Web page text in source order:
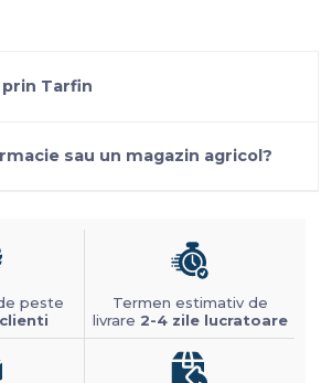
Tarfin
sau un magazin agricol?
peste
Termen estimativ de
livrare 2-4 zile lucratoare